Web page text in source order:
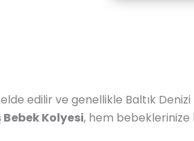
edilir ve genellikle Baltık
Kolyesi, hem bebeklerinize